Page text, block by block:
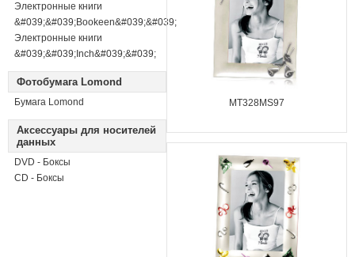
Электронные книги
&#039;&#039;Bookeen&#039;&#039;
Электронные книги
&#039;&#039;Inch&#039;&#039;
Фотобумага Lomond
Бумага Lomond
Аксессуары для носителей
данных
DVD - Боксы
CD - Боксы
MT328MS97